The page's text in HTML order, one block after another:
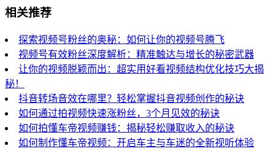
相关推荐
探索视频号粉丝的奥秘：如何让你的视频号腾飞
视频号有效粉丝深度解析：精准触达与增长的秘密武器
让你的视频脱颖而出：超实用好看视频结构优化技巧大揭
秘！
抖音转场音效在哪里？轻松掌握抖音视频创作的秘诀
如何通过拍视频快速涨粉丝，3个月见效的秘诀
如何拍懂车帝视频赚钱：揭秘轻松赚取收入的秘诀
如何制作懂车帝视频：开启车主与车迷的全新视听体验